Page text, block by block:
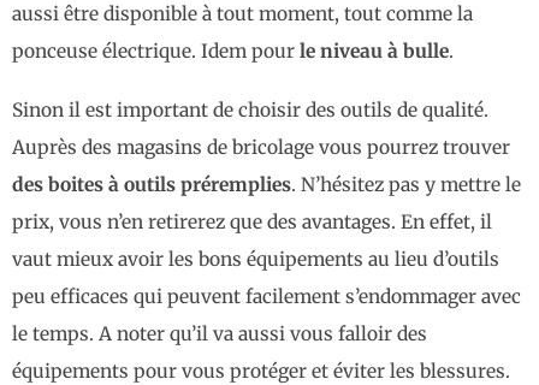
aussi être disponible à tout moment, tout comme la
ponceuse électrique. Idem pour le niveau à bulle.
Sinon il est important de choisir des outils de qualité.
Auprès des magasins de bricolage vous pourrez trouver
des boites à outils préremplies. N’hésitez pas y mettre le
prix, vous n’en retirerez que des avantages. En effet, il
vaut mieux avoir les bons équipements au lieu d’outils
peu efficaces qui peuvent facilement s’endommager avec
le temps. A noter qu’il va aussi vous falloir des
équipements pour vous protéger et éviter les blessures.